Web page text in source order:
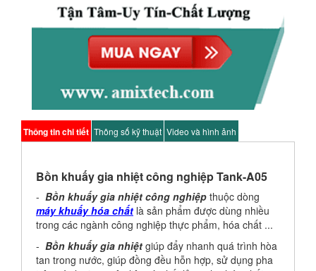
Thông tin chi tiết Thông số kỹ thuật Video và hình ảnh
Bồn khuấy gia nhiệt công nghiệp Tank-A05
- Bồn khuấy gia nhiệt công nghiệp thuộc dòng
máy khuấy hóa chất là sản phẩm được dùng nhiều
trong các ngành công nghiệp thực phẩm, hóa chất ...
- Bồn khuấy gia nhiệt giúp đẩy nhanh quá trình hòa
tan trong nước, giúp đồng đều hỗn hợp, sử dụng pha